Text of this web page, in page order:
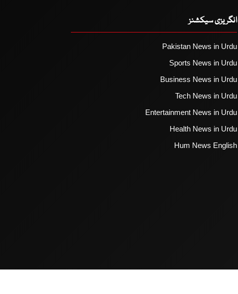
انگریزی سیکشنز
Pakistan News in Urdu
Sports News in Urdu
Business News in Urdu
Tech News in Urdu
Entertainment News in Urdu
Health News in Urdu
Hum News English